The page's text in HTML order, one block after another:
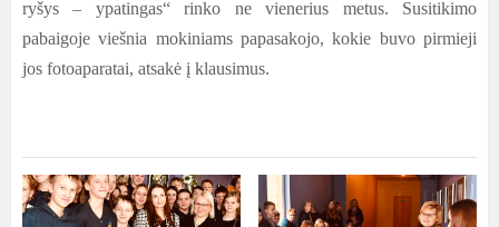
ryšys – ypatingas“ rinko ne vienerius metus. Susitikimo
pabaigoje viešnia mokiniams papasakojo, kokie buvo pirmieji
jos fotoaparatai, atsakė į klausimus.